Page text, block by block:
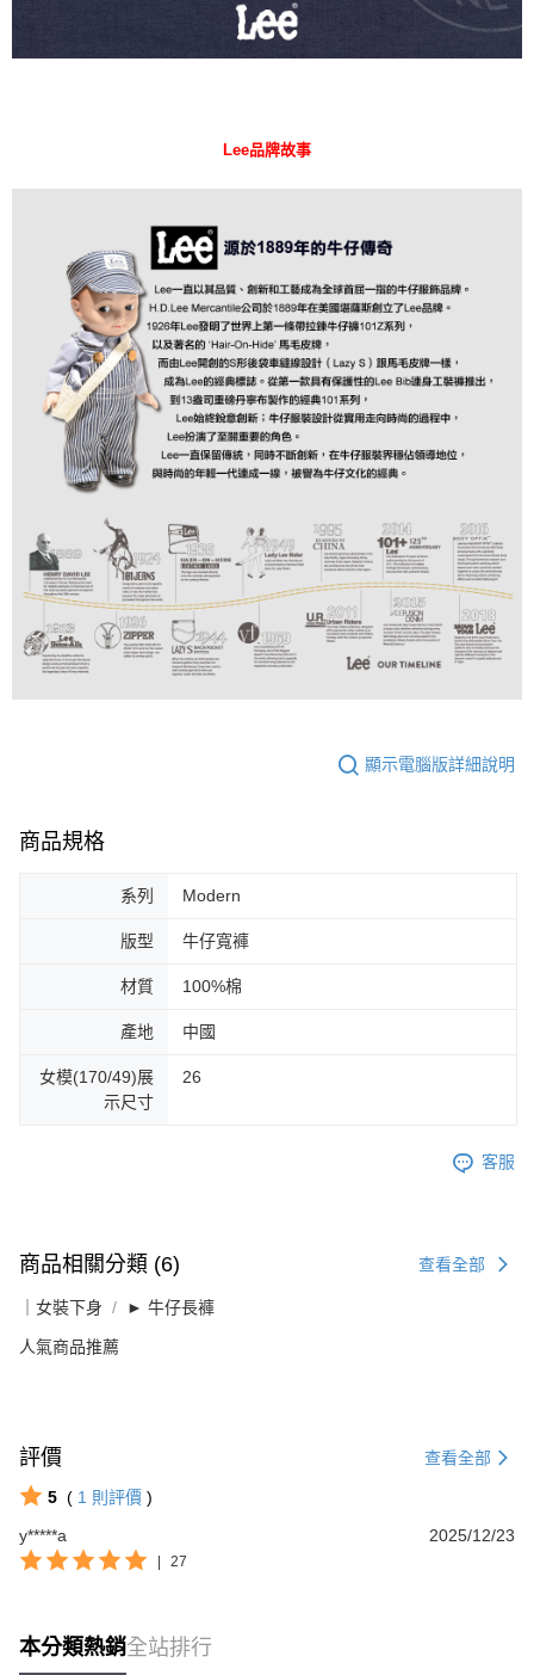
Lee品牌故事
顯示電腦版詳細說明
商品規格
系列 Modern
版型 牛仔寬褲
材質 100%棉
產地 中國
女模(170/49)展
示尺寸
26
客服
商品相關分類 (6) 查看全部
｜女裝下身 ► 牛仔長褲
人氣商品推薦
評價 查看全部
5 ( 1 則評價 )
y*****a
2025/12/23
| 27
本分類熱銷全站排行